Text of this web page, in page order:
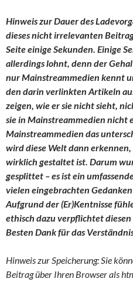
Hinweis zur Dauer des
dieses nicht irrelevanten
Seite einige Sekunden. Einige
allerdings lohnt, denn der
nur Mainstreammedien kennt
den darin verlinkten Artikeln
zeigen, wie er sie nicht sieht,
sie in Mainstreammedien nicht
Mainstreammedien das
wird diese Welt dann
wirklich gestaltet ist. Darum
gesplittet – es ist ein
vielen eingebrachten
Aufgrund der (Er)Kentnisse
ethisch dazu verpflichtet
Besten Dank für das
Hinweis zur Speicherung: Sie
Beitrag über Ihren Browser als